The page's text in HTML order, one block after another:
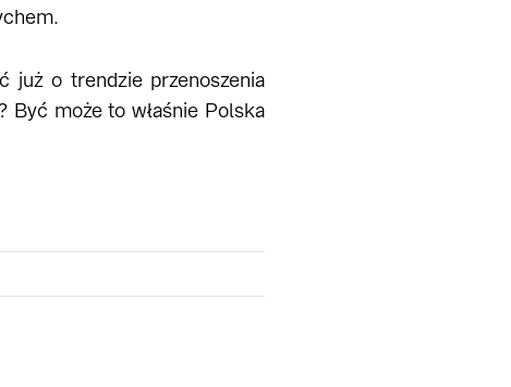
już o trendzie przenoszenia
może to właśnie Polska